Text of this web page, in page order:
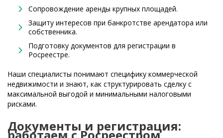
Сопровождение аренды крупных площадей.
Защиту интересов при банкротстве арендатора или
собственника.
Подготовку документов для регистрации в
Росреестре.
Наши специалисты понимают специфику коммерческой
недвижимости и знают, как структурировать сделку с
максимальной выгодой и минимальными налоговыми
рисками.
Документы и регистрация: